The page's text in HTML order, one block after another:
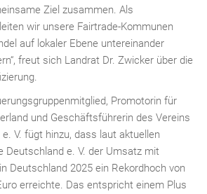
Ziel zusammen. Als
wir unsere Fairtrade-Kommunen
auf lokaler Ebene untereinander
freut sich Landrat Dr. Zwicker über die
Promotorin für
und Geschäftsführerin des Vereins
V. fügt hinzu, dass laut aktuellen
Deutschland e. V. der Umsatz mit
Deutschland 2025 ein Rekordhoch von
erreichte. Das entspricht einem Plus